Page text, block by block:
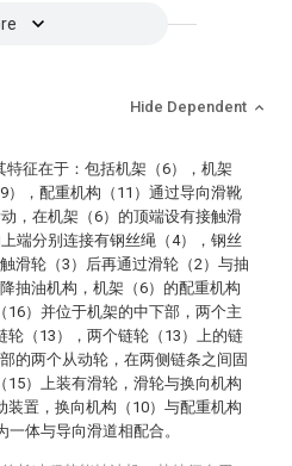
Hide Dependent
特征在于：包括机架（6），机架
），配重机构（11）通过导向滑靴
，在机架（6）的顶端设有接触滑
端分别连接有钢丝绳（4），钢丝
滑轮（3）后再通过滑轮（2）与抽
抽油机构，机架（6）的配重机构
16）并位于机架的中下部，两个主
轮（13），两个链轮（13）上的链
的两个从动轮，在两侧链条之间固
15）上装有滑轮，滑轮与换向机构
装置，换向机构（10）与配重机构
一体与导向滑道相配合。